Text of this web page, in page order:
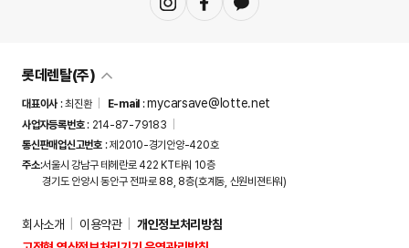
롯데렌탈(주)
대표이사 :최진환 E-mail :mycarsave@lotte.net
사업자등록번호: 214-87-79183
통신판매업신고번호:제2010-경기안양-420호
주소:서울시 강남구 테헤란로 422 KT타워 10층
경기도 안양시 동안구 전파로 88, 8층(호계동, 신원비젼타워)
회사소개 이용약관
개인정보처리방침